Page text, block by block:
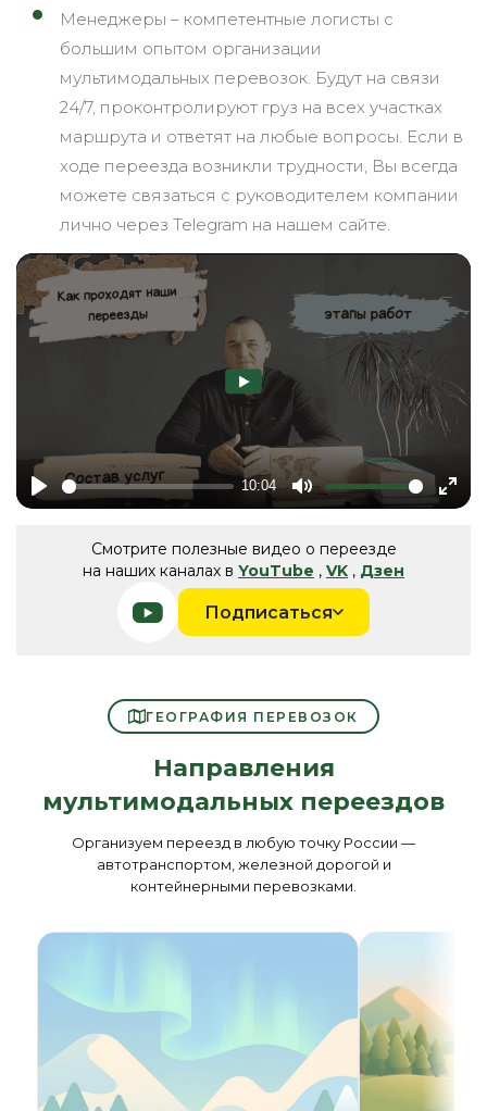
Play
10:04
Mute
Смотрите полезные видео о переезде
на наших каналах в YouTube , VK , Дзен
Подписаться
Менеджеры – компетентные логисты с
большим опытом организации
мультимодальных перевозок. Будут на связи
24/7, проконтролируют груз на всех участках
маршрута и ответят на любые вопросы. Если в
ходе переезда возникли трудности, Вы всегда
можете связаться с руководителем компании
лично через Telegram на нашем сайте.
ГЕОГРАФИЯ ПЕРЕВОЗОК
Направления
мультимодальных переездов
Организуем переезд в любую точку России —
автотранспортом, железной дорогой и
контейнерными перевозками.